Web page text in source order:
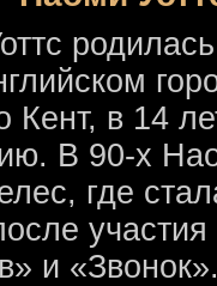
Кент, в 14
В 90-х
где
и